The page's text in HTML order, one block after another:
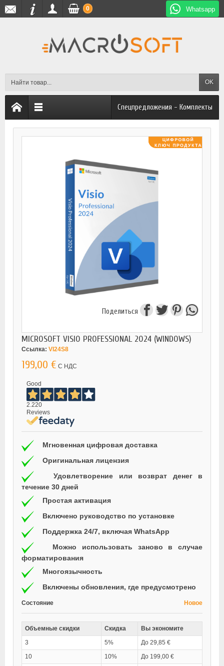
Whatsapp
OK
0
Спецпредложения - Комплекты
Поделиться
MICROSOFT VISIO PROFESSIONAL 2024 (WINDOWS)
Ссылка: VI24S8
199,00 € С НДС
Good
2.220
Reviews
Мгновенная цифровая доставка
Оригинальная лицензия
Удовлетворение или возврат денег в
течение 30 дней
Простая активация
Включено руководство по установке
Поддержка 24/7, включая WhatsApp
Можно использовать заново в случае
форматирования
Многоязычность
Включены обновления, где предусмотрено
Состояние Новое
Объемные скидки Скидка
Вы экономите
3
5%
До 29,85 €
10
10%
До 199,00 €